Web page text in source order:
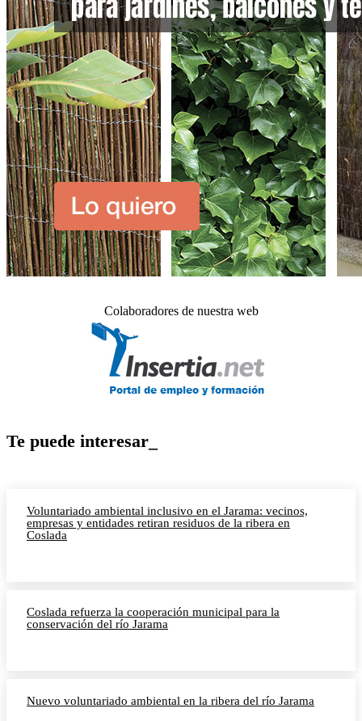
Colaboradores de nuestra web
Te puede interesar_
Voluntariado ambiental inclusivo en el Jarama: vecinos,
empresas y entidades retiran residuos de la ribera en
Coslada
Coslada refuerza la cooperación municipal para la
conservación del río Jarama
Nuevo voluntariado ambiental en la ribera del río Jarama